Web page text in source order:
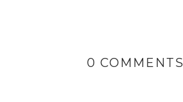
0 COMMENTS